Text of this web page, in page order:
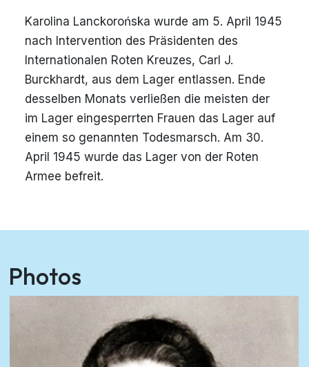
Karolina Lanckorońska wurde am 5. April 1945
nach Intervention des Präsidenten des
Internationalen Roten Kreuzes, Carl J.
Burckhardt, aus dem Lager entlassen. Ende
desselben Monats verließen die meisten der
im Lager eingesperrten Frauen das Lager auf
einem so genannten Todesmarsch. Am 30.
April 1945 wurde das Lager von der Roten
Armee befreit.
Photos